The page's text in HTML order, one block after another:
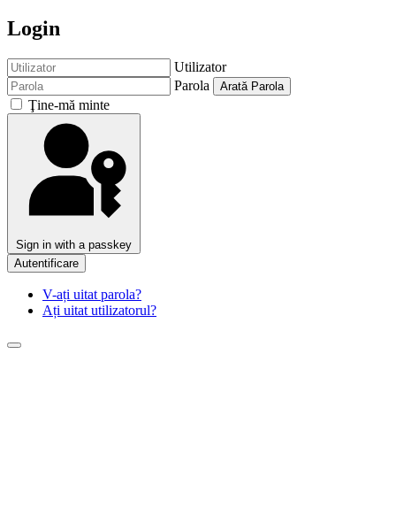
Login
Utilizator
Parola
Arată Parola
Ţine-mă minte
Sign in with a passkey
Autentificare
V-ați uitat parola?
Ați uitat utilizatorul?